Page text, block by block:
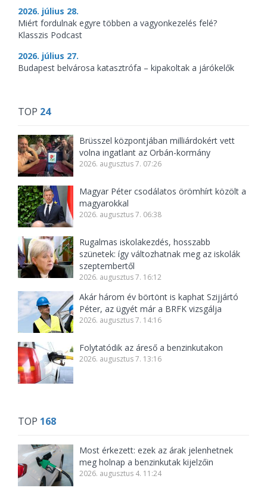
2026. július 28.
Miért fordulnak egyre többen a vagyonkezelés felé?
Klasszis Podcast
2026. július 27.
Budapest belvárosa katasztrófa – kipakoltak a járókelők
TOP 24
Brüsszel központjában milliárdokért vett
volna ingatlant az Orbán-kormány
2026. augusztus 7. 07:26
Magyar Péter csodálatos örömhírt közölt a
magyarokkal
2026. augusztus 7. 06:38
Rugalmas iskolakezdés, hosszabb
szünetek: így változhatnak meg az iskolák
szeptembertől
2026. augusztus 7. 16:12
Akár három év börtönt is kaphat Szijjártó
Péter, az ügyét már a BRFK vizsgálja
2026. augusztus 7. 14:16
Folytatódik az áreső a benzinkutakon
2026. augusztus 7. 13:16
TOP 168
Most érkezett: ezek az árak jelenhetnek
meg holnap a benzinkutak kijelzőin
2026. augusztus 4. 11:24